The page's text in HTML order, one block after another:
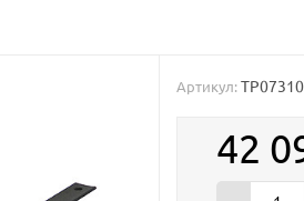
Артикул: TP07310
42